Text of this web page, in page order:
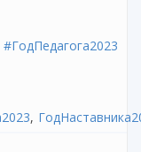
#ГодПедагога2023